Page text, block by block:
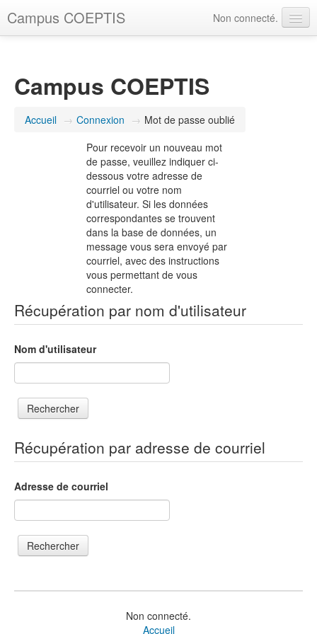
Campus COEPTIS
Non connecté.
Français ‎(fr)‎
Campus COEPTIS
Accueil → Connexion → Mot de passe oublié
Pour recevoir un nouveau mot
de passe, veuillez indiquer ci-
dessous votre adresse de
courriel ou votre nom
d'utilisateur. Si les données
correspondantes se trouvent
dans la base de données, un
message vous sera envoyé par
courriel, avec des instructions
vous permettant de vous
connecter.
Récupération par nom d'utilisateur
Nom d'utilisateur
Récupération par adresse de courriel
Adresse de courriel
Non connecté.
Accueil